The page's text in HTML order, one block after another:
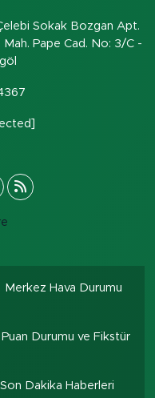
Sokak Bozgan Apt.
Pape Cad. No: 3/C -
Merkez Hava Durumu
Puan Durumu ve Fikstür
Son Dakika Haberleri